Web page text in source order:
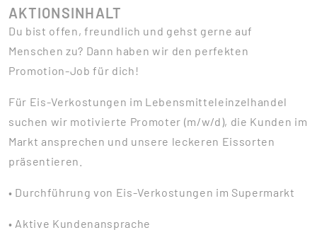
AKTIONSINHALT
Du bist offen, freundlich und gehst gerne auf
Menschen zu? Dann haben wir den perfekten
Promotion-Job für dich!
Für Eis-Verkostungen im Lebensmitteleinzelhandel
suchen wir motivierte Promoter (m/w/d), die Kunden im
Markt ansprechen und unsere leckeren Eissorten
präsentieren.
• Durchführung von Eis-Verkostungen im Supermarkt
• Aktive Kundenansprache